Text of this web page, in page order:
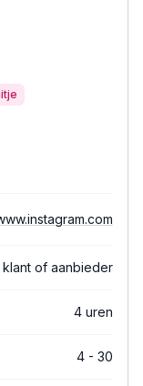
of aanbieder
4 uren
4 - 30